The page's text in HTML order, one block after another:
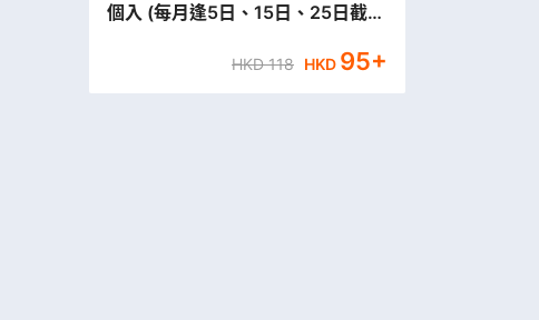
個入 (每月逢5日、15日、25日截
HKD118 HKD 95+